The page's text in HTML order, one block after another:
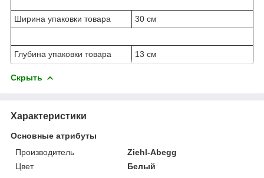
Ширина упаковки товара 30 см
Глубина упаковки товара 13 см
Скрыть
Характеристики
Основные атрибуты
Производитель
Ziehl-Abegg
Цвет
Белый